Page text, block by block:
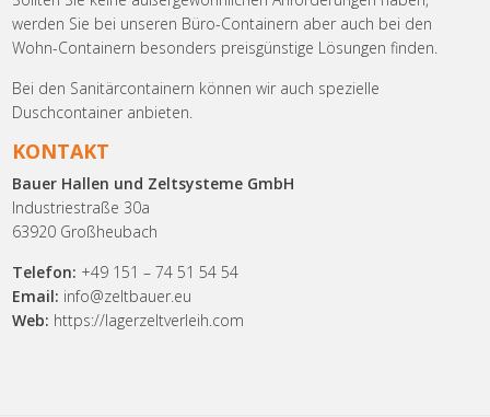
werden Sie bei unseren Büro-Containern aber auch bei den
Wohn-Containern besonders preisgünstige Lösungen finden.
Bei den Sanitärcontainern können wir auch spezielle
Duschcontainer anbieten.
KONTAKT
Bauer Hallen und Zeltsysteme GmbH
Industriestraße 30a
63920 Großheubach
Telefon: +49 151 – 74 51 54 54
Email: info@zeltbauer.eu
Web: https://lagerzeltverleih.com